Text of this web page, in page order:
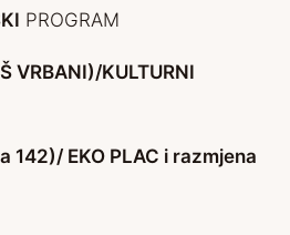
PROGRAM
VRBANI)/KULTURNI
142)/ EKO PLAC i razmjena